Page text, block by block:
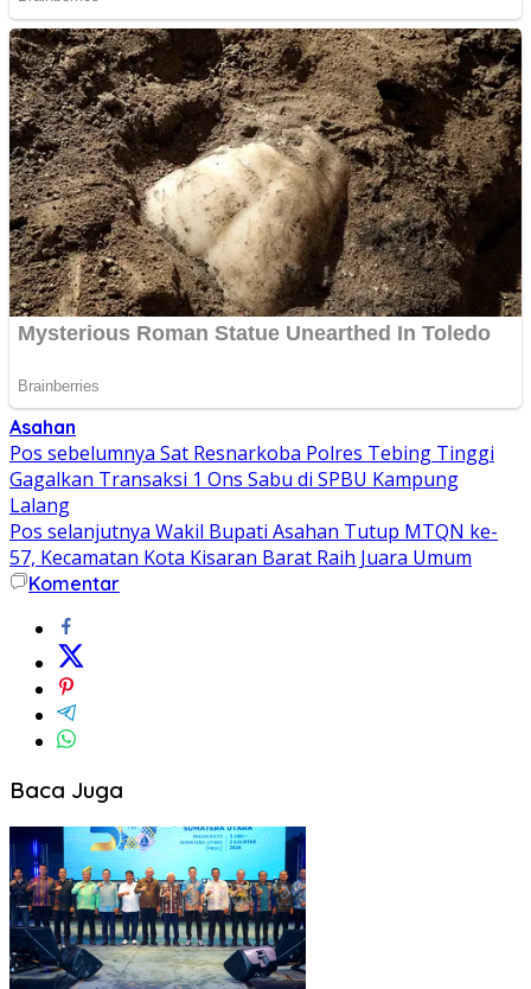
Asahan
Navigasi
pos
Pos sebelumnya Sat Resnarkoba Polres Tebing Tinggi
Gagalkan Transaksi 1 Ons Sabu di SPBU Kampung
Lalang
Pos selanjutnya Wakil Bupati Asahan Tutup MTQN ke-
57, Kecamatan Kota Kisaran Barat Raih Juara Umum
Komentar
Baca Juga